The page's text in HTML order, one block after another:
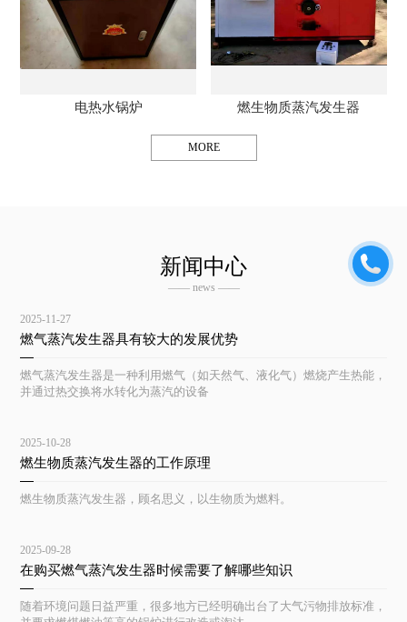
电热水锅炉 燃生物质蒸汽发生器
MORE
新闻中心
—— news ——
2025-11-27
燃气蒸汽发生器具有较大的发展优势
燃气蒸汽发生器是一种利用燃气（如天然气、液化气）燃烧产生热能，
并通过热交换将水转化为蒸汽的设备
2025-10-28
燃生物质蒸汽发生器的工作原理
燃生物质蒸汽发生器，顾名思义，以生物质为燃料。
2025-09-28
在购买燃气蒸汽发生器时候需要了解哪些知识
随着环境问题日益严重，很多地方已经明确出台了大气污物排放标准，